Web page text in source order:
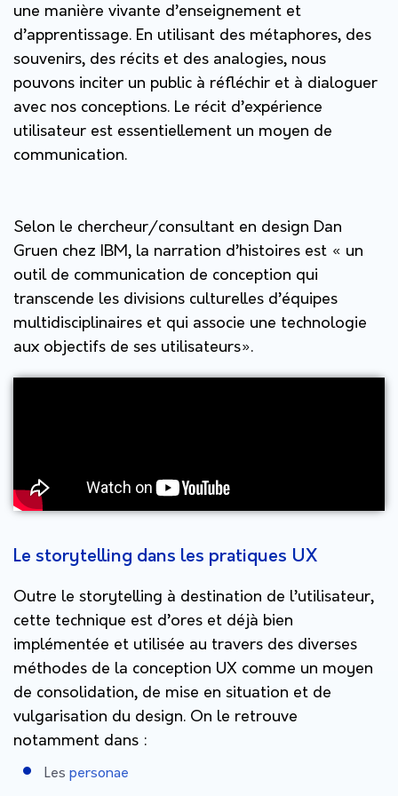
une manière vivante d’enseignement et
d’apprentissage. En utilisant des métaphores, des
souvenirs, des récits et des analogies, nous
pouvons inciter un public à réfléchir et à dialoguer
avec nos conceptions. Le récit d’expérience
utilisateur est essentiellement un moyen de
communication.
Selon le chercheur/consultant en design Dan
Gruen chez IBM, la narration d’histoires est « un
outil de communication de conception qui
transcende les divisions culturelles d’équipes
multidisciplinaires et qui associe une technologie
aux objectifs de ses utilisateurs».
Le storytelling dans les pratiques UX
Outre le storytelling à destination de l’utilisateur,
cette technique est d’ores et déjà bien
implémentée et utilisée au travers des diverses
méthodes de la conception UX comme un moyen
de consolidation, de mise en situation et de
vulgarisation du design. On le retrouve
notamment dans :
Les personae